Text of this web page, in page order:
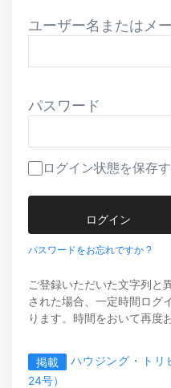
ユーザー名またはメ
パスワード
ログイン状態を保存
パスワードをお忘れですか ?
ご登録いただいた文字列と
された場合、一定時間ログ
ります。時間をおいて再度
掲載
ハウジング・トリ
24号）